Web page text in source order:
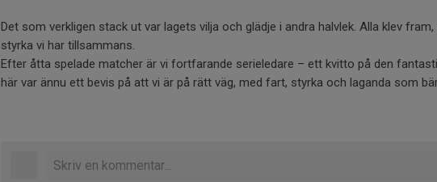
Det som verkligen stack ut var lagets vilja och glädje i andra halvlek. Alla klev
styrka vi har tillsammans.
Efter åtta spelade matcher är vi fortfarande serieledare – ett kvitto på den
här var ännu ett bevis på att vi är på rätt väg, med fart, styrka och laganda som